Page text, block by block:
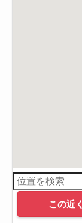
この近